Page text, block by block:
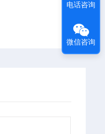
电话咨询
微信咨询